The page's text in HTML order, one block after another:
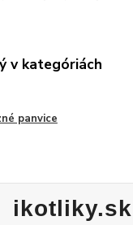
v kategóriách
panvice
ikotliky.sk